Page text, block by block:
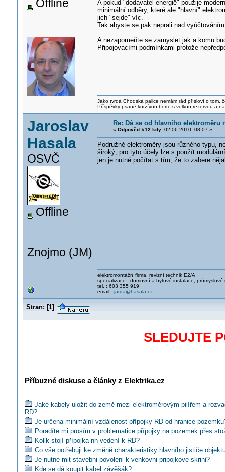
Offline
A pokud "dodavatel energië" použije
minimální odběry, které ale "hlavní"
jich "sejde" víc.
Tak abyste se pak neprali nad
A nezapomeňte se zamyslet jak a komu
Připojovacími podmínkami protože
Jako tvrdá Chodská palice nemám rád přísloví o tom,
Příspěvky psané kurzívou berte s velkou rezervou a
Jaroslav
Hasala
OSVČ
Offline
Znojmo (JM)
Re: Dá se od hlavního
« Odpověď #12 kdy:02.06.2010, 08:07 »
Podružné elektroměry jsou různého typu,
široký, pro tyto účely lze s použít
jen je nutné počítat s tím, že to zabere
elektromontážní firma, revizní technik E2/A
specializace : domovní a bytové instalace, průmyslové
tel. : 603 355 919
email : jarda@hasala.cz
Stran: [1]
SLEDUJTE
Příbuzné diskuse a články z Elektrika.cz
Jaké kabely uložit do země mezi elektroměrovým pilířem a
RD?
Je určena minimální vzdálenost přípojky RD od hranice
Poradíte mi prosím v problematice přípojky na pozemek přes
Kolik stojí přípojka nn vedení k RD?
Co vše potřebuji ke změně charakteristiky hlavního jističe
Je nutne mit stavebni povoleni k venkovni pripojkove skrini?
Kde se dá koupit kabel závěšák?